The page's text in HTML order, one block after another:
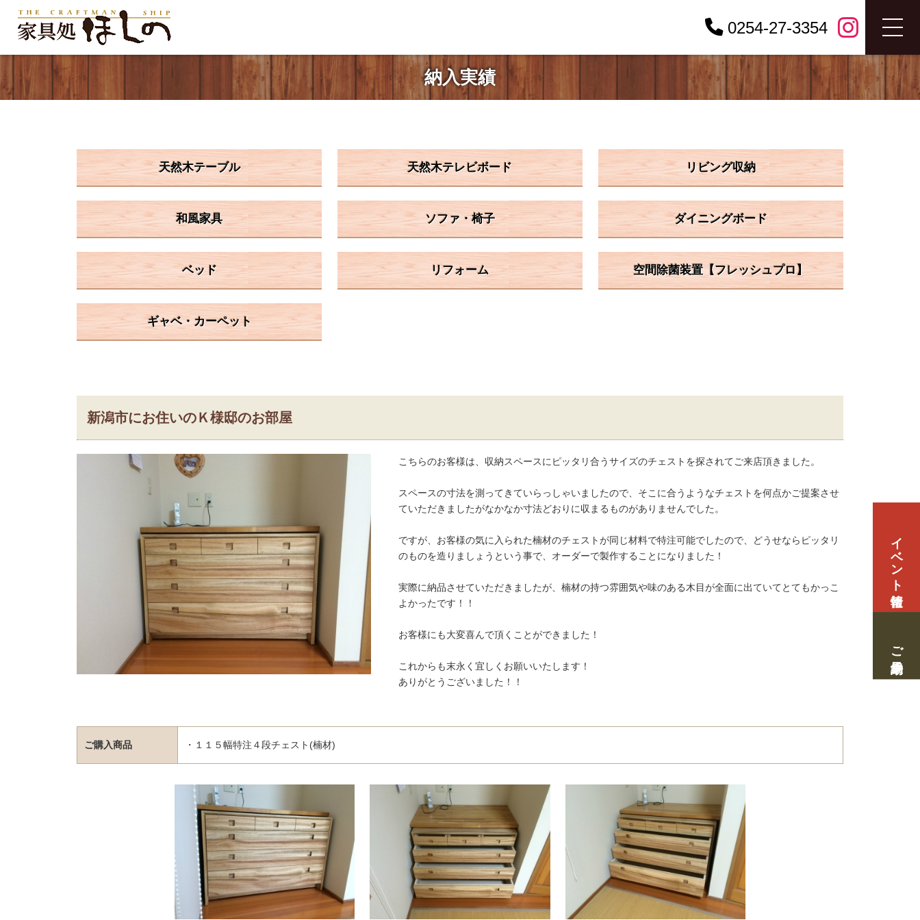
0254-27-3354
納入実績
天然木テーブル 天然木テレビボード リビング収納
和風家具 ソファ・椅子 ダイニングボード
ベッド リフォーム 空間除菌装置【フレッシュプロ】
ギャベ・カーペット
新潟市にお住いのＫ様邸のお部屋
こちらのお客様は、収納スペースにピッタリ合うサイズのチェストを探されてご来店頂きました。
スペースの寸法を測ってきていらっしゃいましたので、そこに合うようなチェストを何点かご提案させ
ていただきましたがなかなか寸法どおりに収まるものがありませんでした。
ですが、お客様の気に入られた楠材のチェストが同じ材料で特注可能でしたので、どうせならピッタリ
のものを造りましょうという事で、オーダーで製作することになりました！
実際に納品させていただきましたが、楠材の持つ雰囲気や味のある木目が全面に出ていてとてもかっこ
よかったです！！
お客様にも大変喜んで頂くことができました！
これからも末永く宜しくお願いいたします！
ありがとうございました！！
ご購入商品 ・１１５幅特注４段チェスト(楠材)
イベント情報
ご来場予約